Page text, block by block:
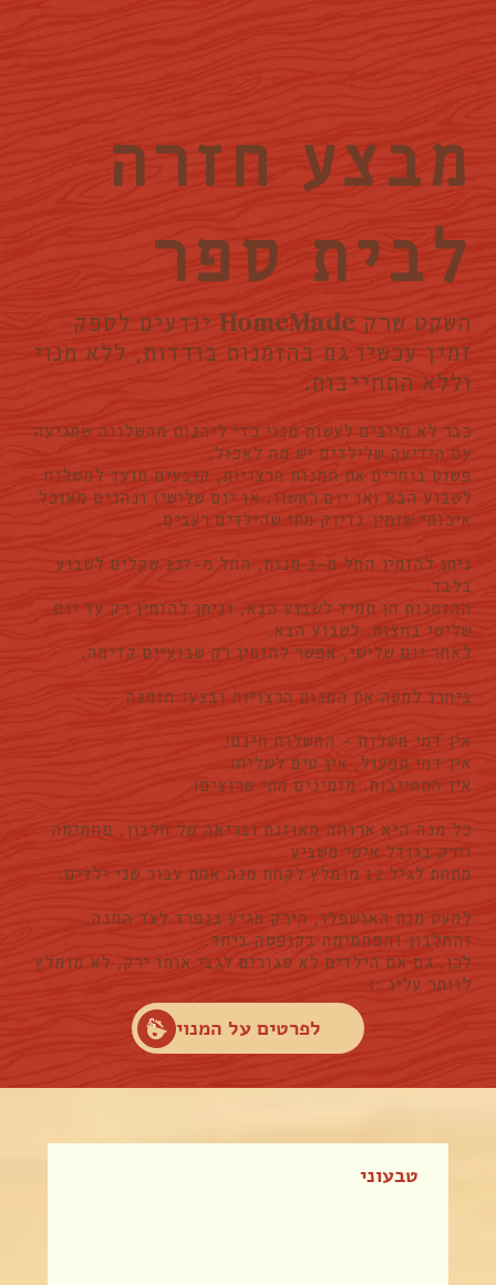
מבצע חזרה
לבית ספר
השקט שרק HomeMade יודעים לספק
זמין עכשיו גם בהזמנות בודדות, ללא מנוי
וללא התחייבות.
כבר לא חייבים לעשות מנוי כדי ליהנות מהשלווה שמגיעה
עם הידיעה שלילדים יש מה לאכול.
פשוט בוחרים את המנות הרצויות, קובעים מועד למשלוח
לשבוע הבא (או יום ראשון, או יום שלישי) ונהנים מאוכל
איכותי שזמין בדיוק מתי שהילדים רעבים.
ניתן להזמין החל מ-3 מנות, החל מ-237 שקלים לשבוע
בלבד.
ההזמנות הן תמיד לשבוע הבא, וניתן להזמין רק עד יום
שלישי בחצות, לשבוע הבא.
לאחר יום שלישי, אפשר להזמין רק שבועיים קדימה.
ביחרו למטה את המנות הרצויות ובצעו הזמנה
אין דמי משלוח - המשלוח חינם!
אין דמי תפעול, אין טיפ לשליח!
אין התחייבות. מזמינים מתי שרוצים!
כל מנה היא ארוחה מאוזנת ובריאה של חלבון, פחמימה
וירק בגודל אישי משביע.
מתחת לגיל 12 מומלץ לקחת מנה אחת עבור שני ילדים.
למעט מנת האושפלו, הירק מגיע בנפרד לצד המנה,
והחלבון והפחמימה בקופסה ביחד.
לכן, גם אם הילדים לא סגורים לגבי אותו ירק, לא מומלץ
לוותר עליו :)
לפרטים על המנוי
טבעוני